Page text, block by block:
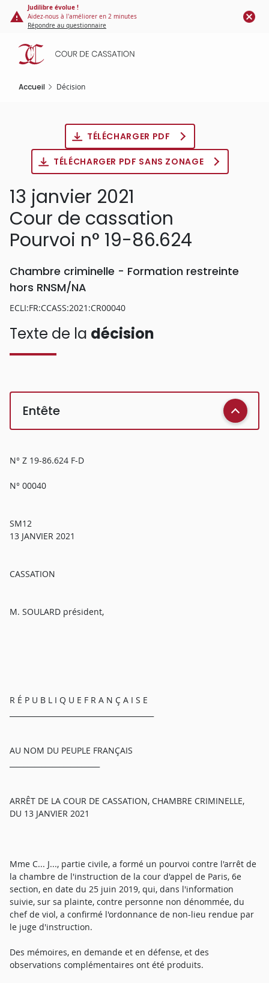
Panneau de gestion des cookies
contenu
principal
Judilibre évolue !
Aidez-nous à l'améliorer en 2 minutes
Répondre au questionnaire
Accueil Décision
TÉLÉCHARGER PDF
TÉLÉCHARGER PDF SANS ZONAGE
13 janvier 2021
Cour de cassation
Pourvoi n° 19-86.624
Chambre criminelle - Formation restreinte
hors RNSM/NA
ECLI:FR:CCASS:2021:CR00040
Texte de la décision
Entête
N° Z 19-86.624 F-D
N° 00040
SM12
13 JANVIER 2021
CASSATION
M. SOULARD président,
R É P U B L I Q U E F R A N Ç A I S E
AU NOM DU PEUPLE FRANÇAIS
ARRÊT DE LA COUR DE CASSATION, CHAMBRE CRIMINELLE,
DU 13 JANVIER 2021
Mme C... J..., partie civile, a formé un pourvoi contre l'arrêt de
la chambre de l'instruction de la cour d'appel de Paris, 6e
section, en date du 25 juin 2019, qui, dans l'information
suivie, sur sa plainte, contre personne non dénommée, du
chef de viol, a confirmé l'ordonnance de non-lieu rendue par
le juge d'instruction.
Des mémoires, en demande et en défense, et des
observations complémentaires ont été produits.